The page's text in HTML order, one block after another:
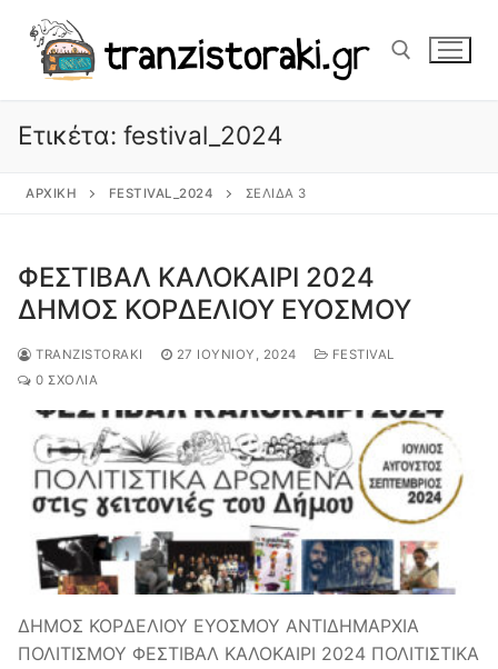
περιεχόμενο
Αναζήτηση για:
Ετικέτα: festival_2024
ΑΡΧΙΚΉ FESTIVAL_2024 ΣΕΛΊΔΑ 3
ΦΕΣΤΙΒΑΛ ΚΑΛΟΚΑΙΡΙ 2024
ΔΗΜΟΣ ΚΟΡΔΕΛΙΟΥ ΕΥΟΣΜΟΥ
TRANZISTORAKI 27 ΙΟΥΝΊΟΥ, 2024
FESTIVAL
0 ΣΧΌΛΙΑ
ΔΗΜΟΣ ΚΟΡΔΕΛΙΟΥ ΕΥΟΣΜΟΥ ΑΝΤΙΔΗΜΑΡΧΙΑ
ΠΟΛΙΤΙΣΜΟΥ ΦΕΣΤΙΒΑΛ ΚΑΛΟΚΑΙΡΙ 2024 ΠΟΛΙΤΙΣΤΙΚΑ